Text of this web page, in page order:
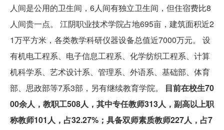
人间是公用的卫生间，6人间有独立卫生间，但住宿费比8
人间贵一点。 江阴职业技术学院占地695亩，建筑面积近2
1万平方米，各类教学科研仪器设备总值近7000万元。 设
有机电工程系、电子信息工程系、化学纺织工程系、计算
机科学系、艺术设计系、管理系、外语系、基础部、体育
部、思政部等7系3部，另有继续教育学院。 目前在校生70
00余人，教职工508人，其中专任教师313人，副高以上职
称教师101人，占32.27%；具备双师素质教师227人，占7